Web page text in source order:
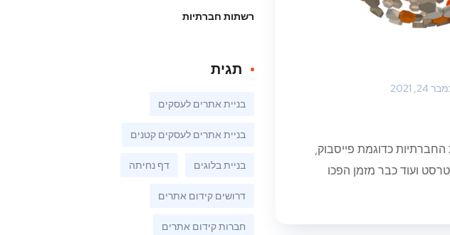
24, 2021
כדוגמת פייסבוק,
ועוד כבר מזמן הפכו
רשתות חברתיות
תגית
בניית אתרים לעסקים
בניית אתרים לעסקים קטנים
בניית בלוגים דף נחיתה
דרושים קידום אתרים
חברות קידום אתרים